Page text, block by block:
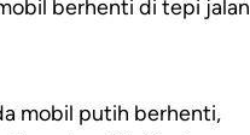
berhenti di tepi jalan
mobil putih berhenti,